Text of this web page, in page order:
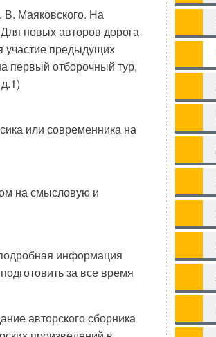
В. Маяковского. На
новых авторов дорога
участие предыдущих
первый отборочный тур,
или современника на
на смысловую и
информация
за все время
авторского сборника